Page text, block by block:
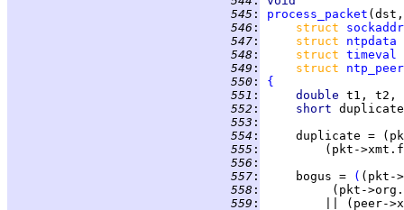
545 :
process_packet
546 : struct
547 : struct ntpdata
548 : struct timeval
549 : struct ntp_peer
550 :
{
551 :
double
552 :
short
553 :
554 :
555 :
556 :
557 :
     bogus =
(
558 :
(pkt-
559 :
|| (peer-